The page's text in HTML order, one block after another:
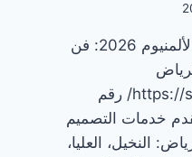
إضاءة شفاطات المطابخ الألمنيوم 2026: فن
https://shatharosekitchens.com/ رقم
0557094290 نقدم خدمات التصميم
النخيل، العليا،